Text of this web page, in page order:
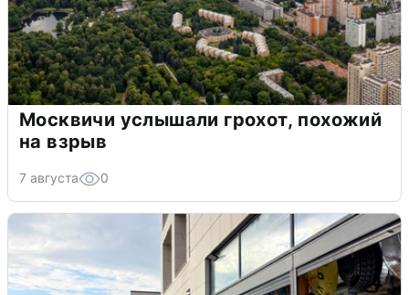
Москвичи услышали грохот, похожий
на взрыв
7 августа 0